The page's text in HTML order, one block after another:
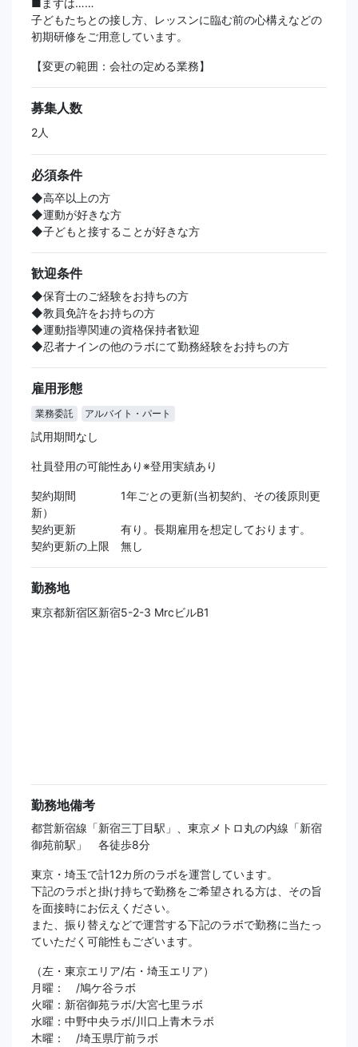
■まずは……
子どもたちとの接し方、レッスンに臨む前の心構えなどの
初期研修をご用意しています。
【変更の範囲：会社の定める業務】
募集人数
2人
必須条件
◆高卒以上の方
◆運動が好きな方
◆子どもと接することが好きな方
歓迎条件
◆保育士のご経験をお持ちの方
◆教員免許をお持ちの方
◆運動指導関連の資格保持者歓迎
◆忍者ナインの他のラボにて勤務経験をお持ちの方
雇用形態
業務委託 アルバイト・パート
試用期間なし
社員登用の可能性あり※登用実績あり
契約期間 1年ごとの更新(当初契約、その後原則更
新）
契約更新 有り。長期雇用を想定しております。
契約更新の上限 無し
勤務地
東京都新宿区新宿5-2-3 MrcビルB1
勤務地備考
都営新宿線「新宿三丁目駅」、東京メトロ丸の内線「新宿
御苑前駅」 各徒歩8分
東京・埼玉で計12カ所のラボを運営しています。
下記のラボと掛け持ちで勤務をご希望される方は、その旨
を面接時にお伝えください。
また、振り替えなどで運営する下記のラボで勤務に当たっ
ていただく可能性もございます。
（左・東京エリア/右・埼玉エリア）
月曜： /鳩ケ谷ラボ
火曜：新宿御苑ラボ/大宮七里ラボ
水曜：中野中央ラボ/川口上青木ラボ
木曜： /埼玉県庁前ラボ